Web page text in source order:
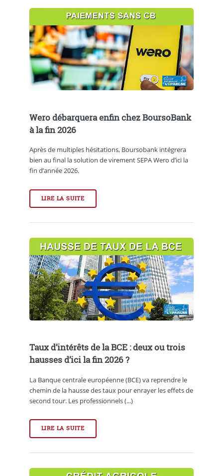
Wero débarquera enfin chez BoursoBank
à la fin 2026
Après de multiples hésitations, Boursobank intégrera
bien au final la solution de virement SEPA Wero d’ici la
fin d’année 2026.
LIRE LA SUITE
Taux d’intérêts de la BCE : deux ou trois
hausses d’ici la fin 2026 ?
La Banque centrale européenne (BCE) va reprendre le
chemin de la hausse des taux pour enrayer les effets de
second tour. Les professionnels (...)
LIRE LA SUITE